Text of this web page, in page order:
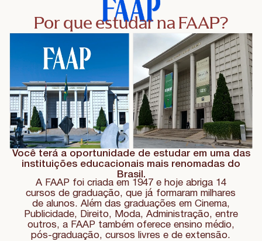
Por que estudar na FAAP?
Você terá a oportunidade de estudar em uma das
instituições educacionais mais renomadas do
Brasil.
A FAAP foi criada em 1947 e hoje abriga 14
cursos de graduação, que já formaram milhares
de alunos. Além das graduações em Cinema,
Publicidade, Direito, Moda, Administração, entre
outros, a FAAP também oferece ensino médio,
pós-graduação, cursos livres e de extensão.